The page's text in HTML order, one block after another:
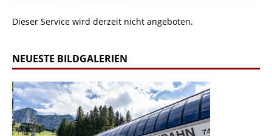
Dieser Service wird derzeit nicht angeboten.
NEUESTE BILDGALERIEN